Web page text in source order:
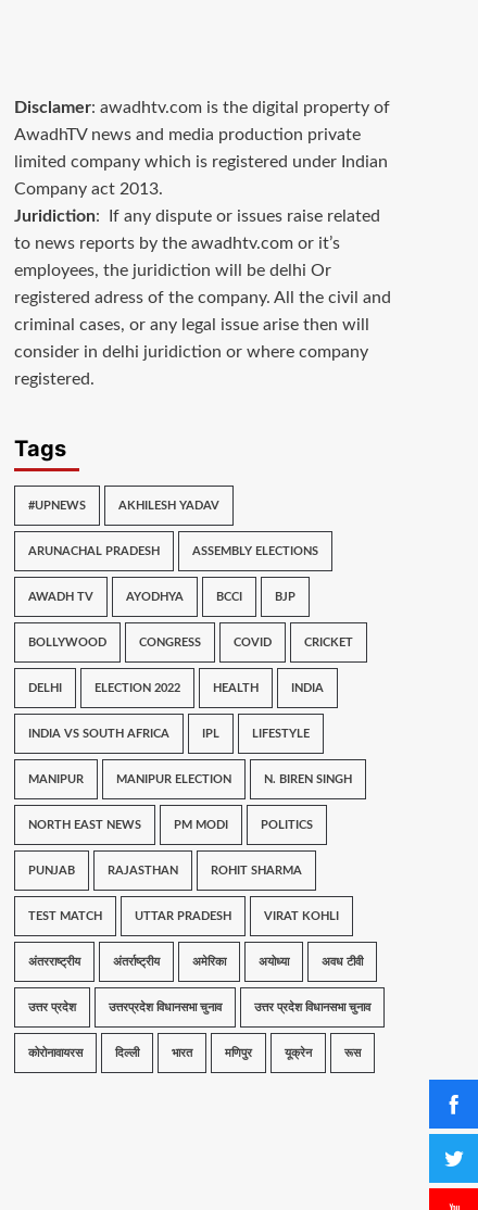
Disclamer: awadhtv.com is the digital property of
AwadhTV news and media production private
limited company which is registered under Indian
Company act 2013.
Juridiction: If any dispute or issues raise related
to news reports by the awadhtv.com or it’s
employees, the juridiction will be delhi Or
registered adress of the company. All the civil and
criminal cases, or any legal issue arise then will
consider in delhi juridiction or where company
registered.
Tags
#UPNEWS AKHILESH YADAV
ARUNACHAL PRADESH ASSEMBLY ELECTIONS
AWADH TV AYODHYA BCCI BJP
BOLLYWOOD CONGRESS COVID CRICKET
DELHI ELECTION 2022 HEALTH INDIA
INDIA VS SOUTH AFRICA IPL LIFESTYLE
MANIPUR MANIPUR ELECTION N. BIREN SINGH
NORTH EAST NEWS PM MODI POLITICS
PUNJAB RAJASTHAN ROHIT SHARMA
TEST MATCH UTTAR PRADESH VIRAT KOHLI
अंतरराष्ट्रीय अंतर्राष्ट्रीय अमेरिका अयोध्या अवध टीवी
उत्तर प्रदेश उत्तरप्रदेश विधानसभा चुनाव उत्तर प्रदेश विधानसभा चुनाव
कोरोनावायरस दिल्ली भारत मणिपुर यूक्रेन रूस